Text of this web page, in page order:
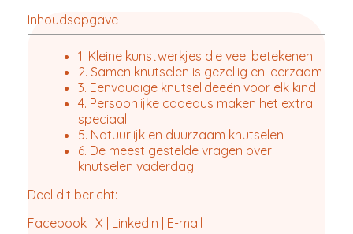
Inhoudsopgave
1. Kleine kunstwerkjes die veel betekenen
2. Samen knutselen is gezellig en leerzaam
3. Eenvoudige knutselideeën voor elk kind
4. Persoonlijke cadeaus maken het extra
speciaal
5. Natuurlijk en duurzaam knutselen
6. De meest gestelde vragen over
knutselen vaderdag
Deel dit bericht:
Facebook| X | LinkedIn | E-mail